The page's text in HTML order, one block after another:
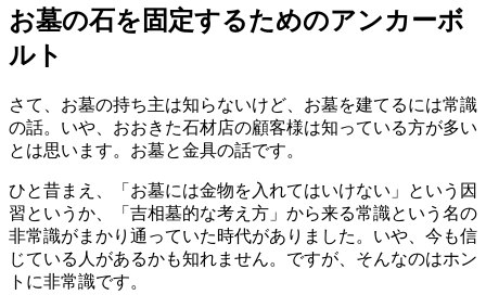
お墓の石を固定するためのアンカーボ
ルト
さて、お墓の持ち主は知らないけど、お墓を建てるには常識
の話。いや、おおきた石材店の顧客様は知っている方が多い
とは思います。お墓と金具の話です。
ひと昔まえ、「お墓には金物を入れてはいけない」という因
習というか、「吉相墓的な考え方」から来る常識という名の
非常識がまかり通っていた時代がありました。いや、今も信
じている人があるかも知れません。ですが、そんなのはホン
トに非常識です。